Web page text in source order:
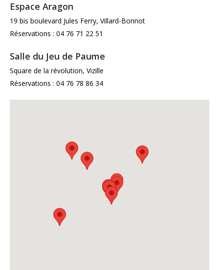
Espace Aragon
19 bis boulevard Jules Ferry, Villard-Bonnot
Réservations : 04 76 71 22 51
Salle du Jeu de Paume
Square de la révolution, Vizille
Réservations : 04 76 78 86 34